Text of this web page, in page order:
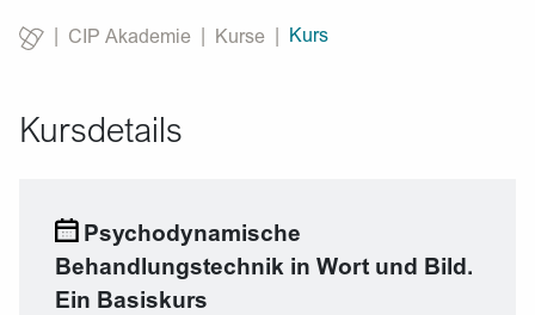
CIP Akademie Kurse
Current:
Kurs
Kursdetails
Psychodynamische
Behandlungstechnik in Wort und Bild.
Ein Basiskurs